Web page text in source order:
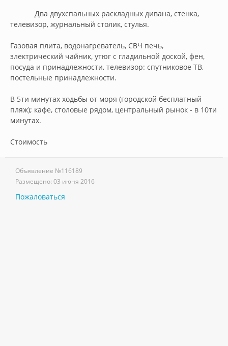
телевизор, журнальный столик, стулья.
Газовая плита, водонагреватель, СВЧ печь,
электрический чайник, утюг с гладильной доской, фен,
посуда и принадлежности, телевизор: спутниковое ТВ,
постельные принадлежности.
В 5ти минутах ходьбы от моря (городской бесплатный
пляж); кафе, столовые рядом, центральный рынок - в 10ти
минутах.
Стоимость
Объявление №116189
Размещено: 03 июня 2016
Пожаловаться